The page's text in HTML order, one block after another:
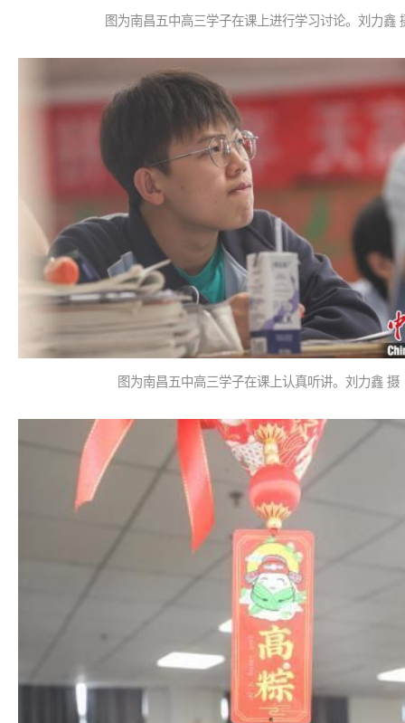
图为南昌五中高三学子在课上进行学习讨论。刘力鑫
图为南昌五中高三学子在课上认真听讲。刘力鑫 摄